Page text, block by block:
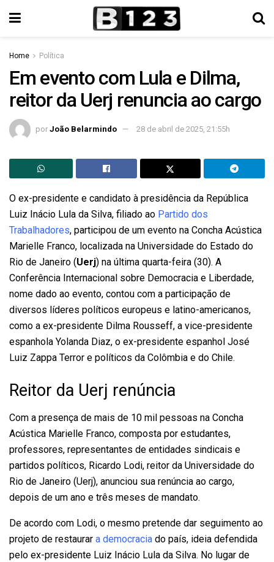
Home Política
Em evento com Lula e Dilma,
reitor da Uerj renuncia ao cargo
por João Belarmindo 28 de abril de 2025, 21:55h
O ex-presidente e candidato à presidência da República
Luiz Inácio Lula da Silva, filiado ao Partido dos
Trabalhadores, participou de um evento na Concha Acústica
Marielle Franco, localizada na Universidade do Estado do
Rio de Janeiro (Uerj) na última quarta-feira (30). A
Conferência Internacional sobre Democracia e Liberdade,
nome dado ao evento, contou com a participação de
diversos líderes políticos europeus e latino-americanos,
como a ex-presidente Dilma Rousseff, a vice-presidente
espanhola Yolanda Diaz, o ex-presidente espanhol José
Luiz Zappa Terror e políticos da Colômbia e do Chile.
Reitor da Uerj renúncia
Com a presença de mais de 10 mil pessoas na Concha
Acústica Marielle Franco, composta por estudantes,
professores, representantes de entidades sindicais e
partidos políticos, Ricardo Lodi, reitor da Universidade do
Rio de Janeiro (Uerj), anunciou sua renúncia ao cargo,
depois de um ano e três meses de mandato.
De acordo com Lodi, o mesmo pretende dar seguimento ao
projeto de restaurar a democracia do país, ideia defendida
pelo ex-presidente Luiz Inácio Lula da Silva. No lugar de